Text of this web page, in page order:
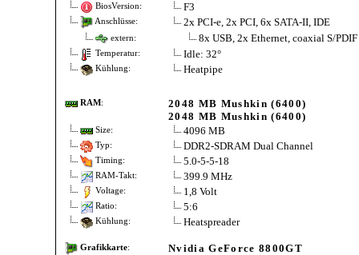
BiosVersion: F3
Anschlüsse: 2x PCI-e, 2x PCI, 6x SATA-II, IDE
extern: 8x USB, 2x Ethernet, coaxial S/
Temperatur: Idle: 32°
Kühlung: Heatpipe
RAM:
2048 MB Mushkin (6400)
2048 MB Mushkin (6400)
Size: 4096 MB
Typ: DDR2-SDRAM Dual Channel
Timing: 5.0-5-5-18
RAM-Takt: 399.9 MHz
Voltage: 1,8 Volt
Ratio: 5:6
Kühlung: Heatspreader
Grafikkarte: Nvidia GeForce 8800GT